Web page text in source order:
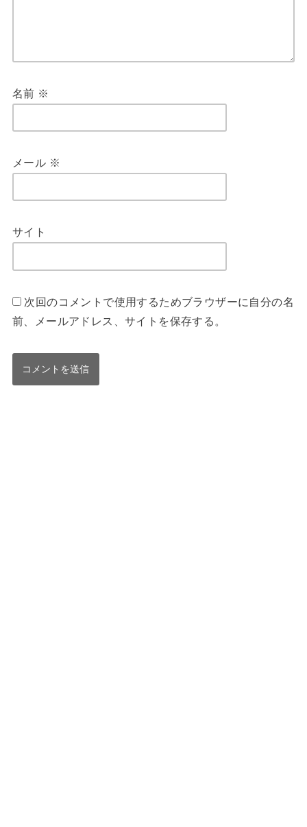
名前 ※
メール ※
サイト
次回のコメントで使用するためブラウザーに自分の名
前、メールアドレス、サイトを保存する。